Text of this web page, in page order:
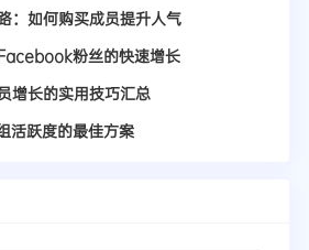
：如何购买成员提升人气
粉丝的快速增长
增长的实用技巧汇总
活跃度的最佳方案